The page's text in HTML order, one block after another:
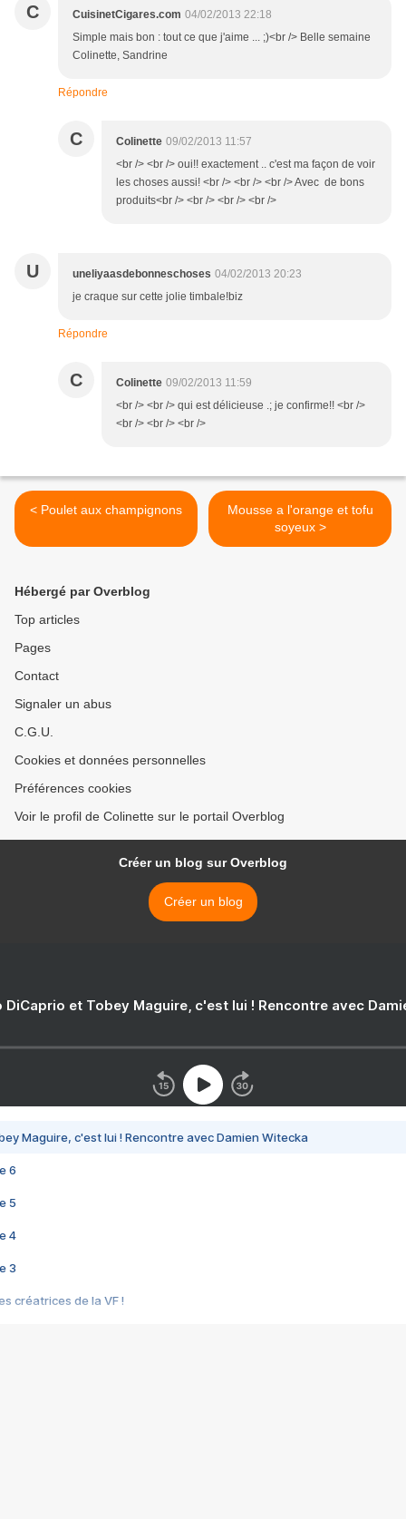
C CuisinetCigares.com 04/02/2013 22:18
Simple mais bon : tout ce que j'aime ... ;)<br /> Belle semaine
Colinette, Sandrine
Répondre
C Colinette 09/02/2013 11:57
<br /> <br /> oui!! exactement .. c'est ma façon de voir
les choses aussi! <br /> <br /> <br /> Avec de bons
produits<br /> <br /> <br /> <br />
U uneliyaasdebonneschoses 04/02/2013 20:23
je craque sur cette jolie timbale!biz
Répondre
C Colinette 09/02/2013 11:59
<br /> <br /> qui est délicieuse .; je confirme!! <br />
<br /> <br /> <br />
< Poulet aux champignons
Mousse a l'orange et tofu
soyeux >
Hébergé par Overblog
Top articles
Pages
Contact
Signaler un abus
C.G.U.
Cookies et données personnelles
Préférences cookies
Voir le profil de Colinette sur le portail Overblog
Créer un blog sur Overblog
Créer un blog
DiCaprio et Tobey Maguire, c'est lui ! Rencontre avec
Maguire, c'est lui ! Rencontre avec Damien Witecka
6
5
4
3
créatrices de la VF !